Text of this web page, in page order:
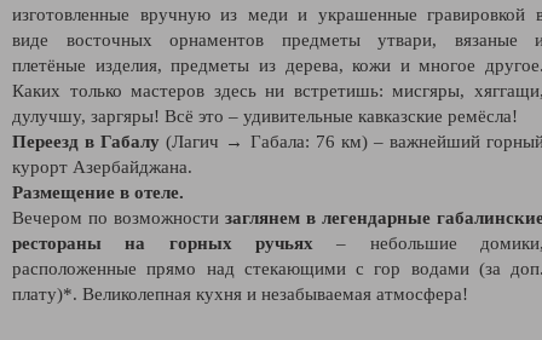
изготовленные вручную из меди и украшенные гравировкой
виде восточных орнаментов предметы утвари, вязаные
плетёные изделия, предметы из дерева, кожи и многое
Каких только мастеров здесь ни встретишь: мисгяры,
дулучшу, заргяры! Всё это – удивительные кавказские ремёсла!
Переезд в Габалу (Лагич → Габала: 76 км) – важнейший
курорт Азербайджана.
Размещение в отеле.
Вечером по возможности заглянем в легендарные
рестораны на горных ручьях – небольшие
расположенные прямо над стекающими с гор водами (за
плату)*. Великолепная кухня и незабываемая атмосфера!